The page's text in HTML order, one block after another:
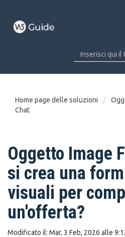
Home page delle soluzioni
Chat
Oggetto Image
si crea una
visuali per
un'offerta?
Modificato il: Mar, 3 Feb, 2026 alle